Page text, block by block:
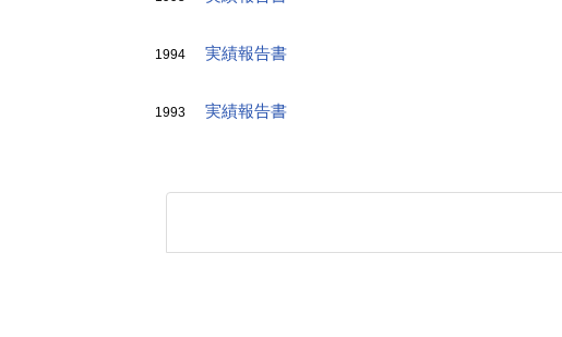
1994 実績報告書
1993 実績報告書